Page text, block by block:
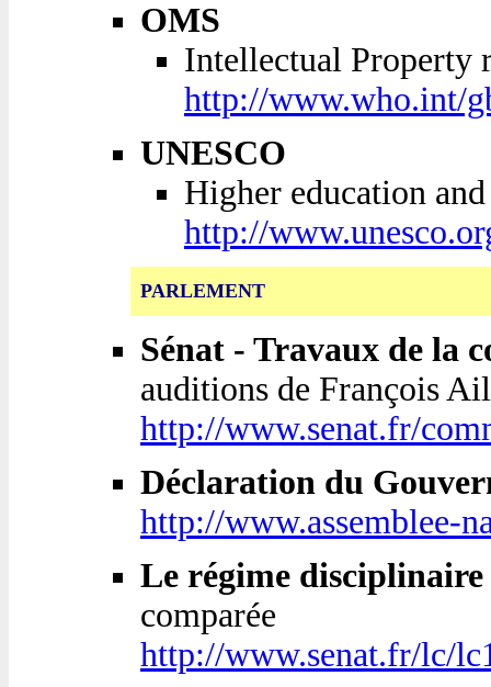
OMS
Intellectual Property
http://www.who.int/
UNESCO
Higher education
http://
PARLEMENT
Sénat - Travaux de la
auditions de François
http://www.senat.fr/
Déclaration du
http://www.assemblee-
Le régime disciplinaire
comparée
http://www.senat.fr/lc/